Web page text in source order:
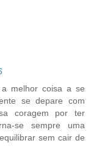
melhor coisa a se
se depare com
coragem por ter
se sempre uma
sem cair de